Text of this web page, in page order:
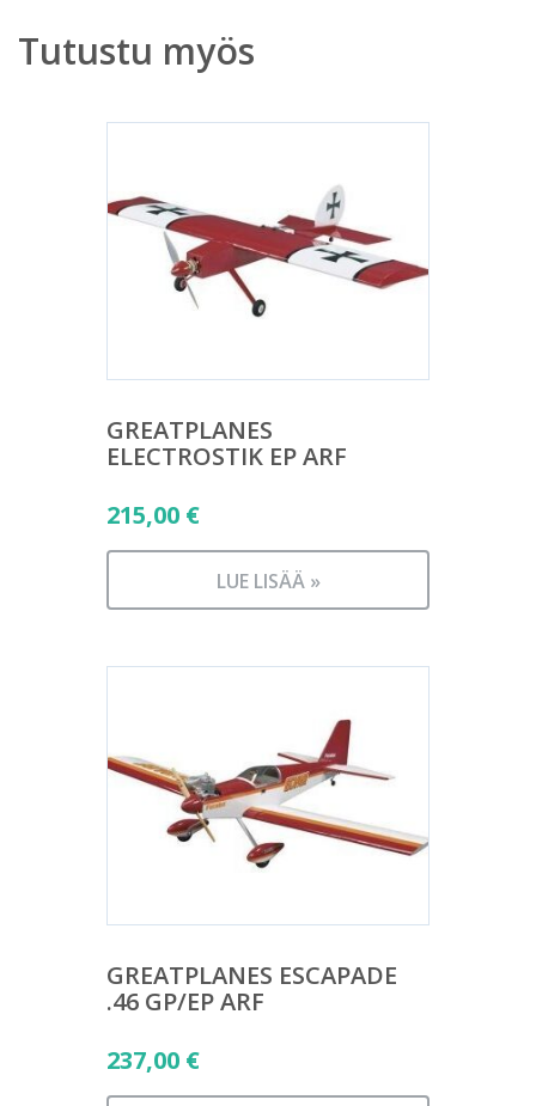
Tutustu myös
GREATPLANES
ELECTROSTIK EP ARF
215,00 €
LUE LISÄÄ »
GREATPLANES ESCAPADE
.46 GP/EP ARF
237,00 €